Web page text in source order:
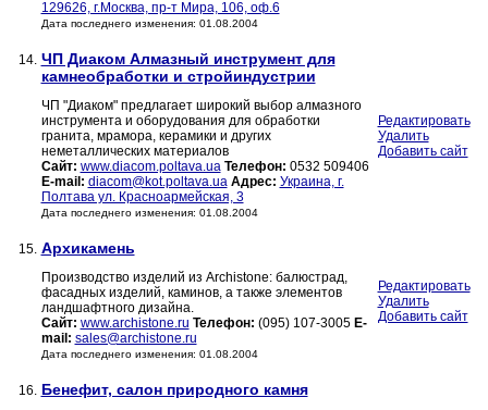
129626, г.Москва, пр-т Мира, 106, оф.6
Дата последнего изменения: 01.08.2004
14. ЧП Диаком Алмазный инструмент для
камнеобработки и стройиндустрии
ЧП "Диаком" предлагает широкий выбор алмазного
инструмента и оборудования для обработки
гранита, мрамора, керамики и других
неметаллических материалов
Сайт: www.diacom.poltava.ua Телефон: 0532 509406
E-mail: diacom@kot.poltava.ua Адрес: Украина, г.
Полтава ул. Красноармейская, 3
Дата последнего изменения: 01.08.2004
Редактировать
Удалить
Добавить сайт
15. Архикамень
Производство изделий из Archistone: балюстрад,
фасадных изделий, каминов, а также элементов
ландшафтного дизайна.
Сайт: www.archistone.ru Телефон: (095) 107-3005 E-
mail: sales@archistone.ru
Дата последнего изменения: 01.08.2004
Редактировать
Удалить
Добавить сайт
16. Бенефит, салон природного камня